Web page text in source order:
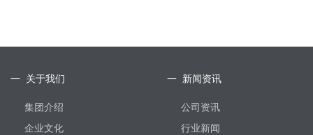
一 关于我们
集团介绍
企业文化
一 新闻资讯
公司资讯
行业新闻